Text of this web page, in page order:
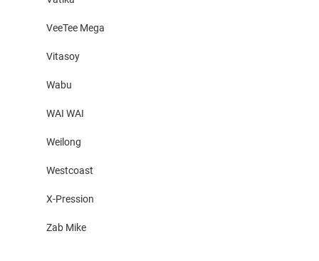
VeeTee Mega
Vitasoy
Wabu
WAI WAI
Weilong
Westcoast
X-Pression
Zab Mike